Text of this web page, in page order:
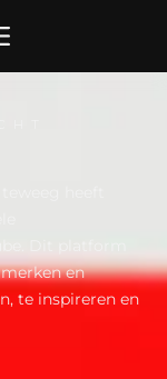
en
te inspireren en